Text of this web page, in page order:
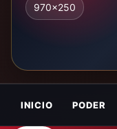
970x250
INICIO PODER